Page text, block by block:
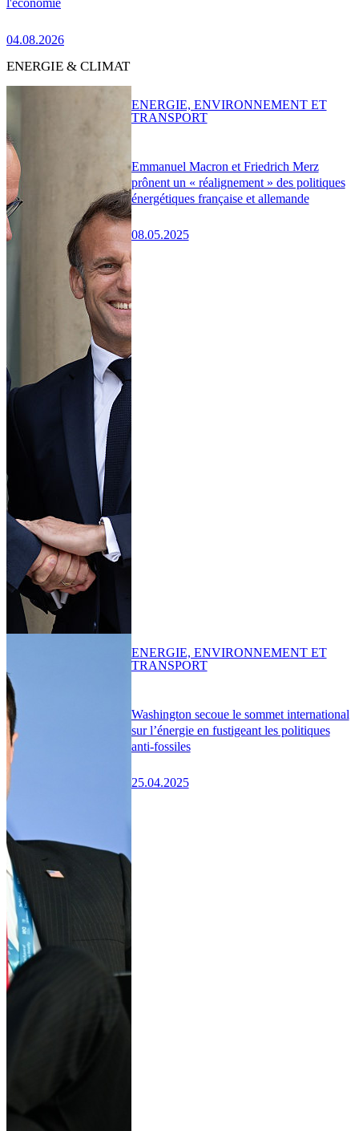
l'économie
04.08.2026
ENERGIE & CLIMAT
Emmanuel Macron et Friedrich Merz
prônent un « réalignement » des politiques
énergétiques française et allemande
08.05.2025
ENERGIE, ENVIRONNEMENT ET
TRANSPORT
Washington secoue le sommet international
sur l’énergie en fustigeant les politiques
anti-fossiles
25.04.2025
ENERGIE, ENVIRONNEMENT ET
TRANSPORT